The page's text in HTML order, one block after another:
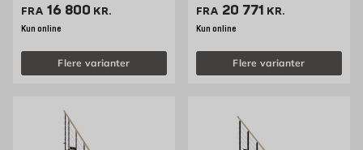
FRA Pris 16800 kr. /stk
16 800 KR.
Kun online
Flere varianter
FRA Pris 20771 kr. /stk
20 771 KR.
Kun online
Flere varianter